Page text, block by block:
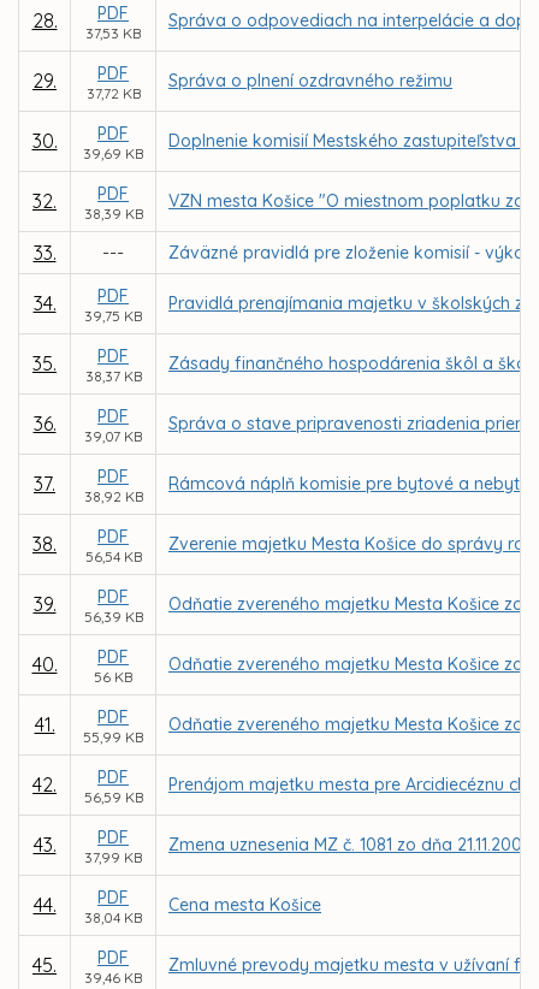
28. PDF
37,53 KB
Správa o odpovediach na interpelácie a
29. PDF
37,72 KB
Správa o plnení ozdravného režimu
30. PDF
39,69 KB
Doplnenie komisií Mestského zastupiteľstva v
32. PDF
38,39 KB
VZN mesta Košice "O miestnom poplatku za
33. --- Záväzné pravidlá pre zloženie komisií -
34. PDF
39,75 KB
Pravidlá prenajímania majetku v školských
35. PDF
38,37 KB
Zásady finančného hospodárenia škôl a
36. PDF
39,07 KB
Správa o stave pripravenosti zriadenia
37. PDF
38,92 KB
Rámcová náplň komisie pre bytové a
38. PDF
56,54 KB
Zverenie majetku Mesta Košice do správy
39. PDF
56,39 KB
Odňatie zvereného majetku Mesta Košice zo
40. PDF
56 KB
Odňatie zvereného majetku Mesta Košice zo
41. PDF
55,99 KB
Odňatie zvereného majetku Mesta Košice zo
42. PDF
56,59 KB
Prenájom majetku mesta pre Arcidiecéznu
43. PDF
37,99 KB
Zmena uznesenia MZ č. 1081 zo dňa 21.11.2002
44. PDF
38,04 KB
Cena mesta Košice
45. PDF
39,46 KB
Zmluvné prevody majetku mesta v užívaní